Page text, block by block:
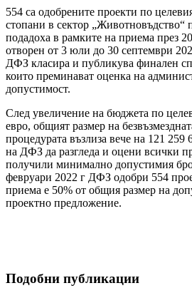
554 са одобрените проекти по
стопани в сектор „Животновъдство“
подадоха в рамките на приема през
отворен от 3 юли до 30 септември
ДФЗ класира и публикува финален
които преминават оценка на
допустимост.
След увеличение на бюджета по
евро, общият размер на
процедурата възлиза вече на 121 259
на ДФЗ да разгледа и оцени всички
получили минимално допустимия
февруари 2022 г ДФЗ одобри 554
приема е 50% от общия размер на
проектно предложение.
Подобни публикации